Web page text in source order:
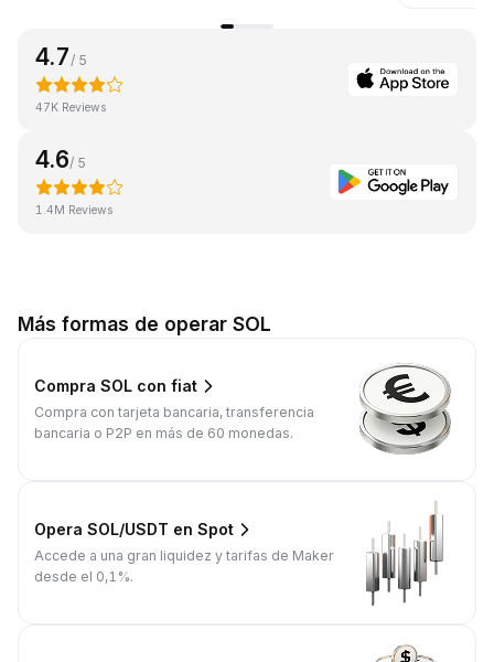
4.7 / 5
47K Reviews
4.6/ 5
1.4M Reviews
Más formas de operar SOL
Compra SOL con fiat
Compra con tarjeta bancaria, transferencia
bancaria o P2P en más de 60 monedas.
Opera SOL/USDT en Spot
Accede a una gran liquidez y tarifas de Maker
desde el 0,1%.